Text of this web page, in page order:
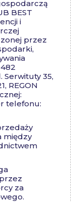
BEST
i
przez
Serwituty 35,
REGON
telefonu:
między
za